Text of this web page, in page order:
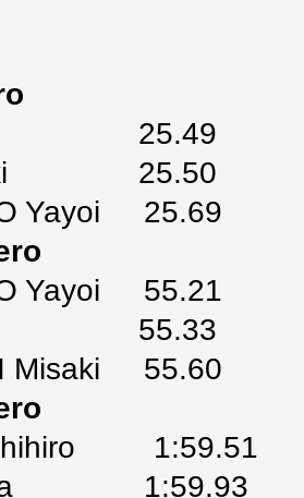
25.49
25.50
Yayoi 25.69
Yayoi 55.21
55.33
Misaki 55.60
1:59.51
1:59.93